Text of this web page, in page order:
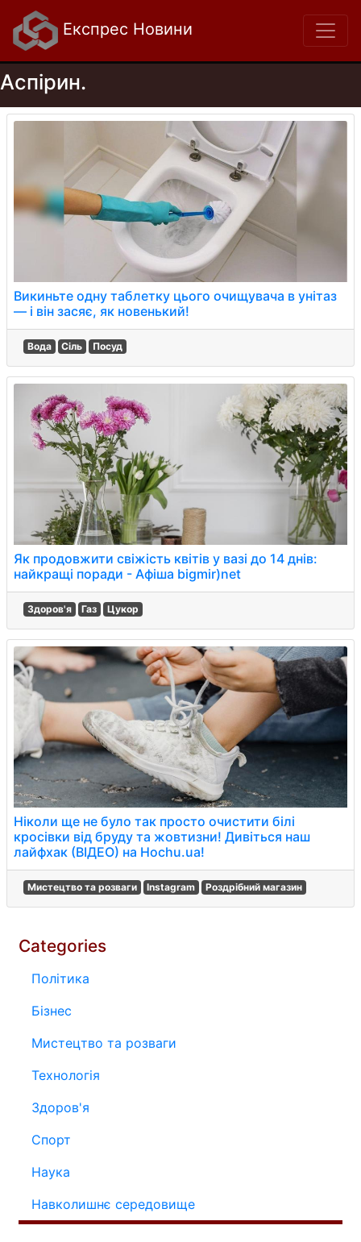
Експрес Новини
Аспірин.
Викиньте одну таблетку цього очищувача в унітаз
— і він засяє, як новенький!
Вода Сіль Посуд
Як продовжити свіжість квітів у вазі до 14 днів:
найкращі поради - Афіша bigmir)net
Здоров'я Газ Цукор
Ніколи ще не було так просто очистити білі
кросівки від бруду та жовтизни! Дивіться наш
лайфхак (ВІДЕО) на Hochu.ua!
Мистецтво та розваги Instagram Роздрібний магазин
Categories
Політика
Бізнес
Мистецтво та розваги
Технологія
Здоров'я
Спорт
Наука
Навколишнє середовище